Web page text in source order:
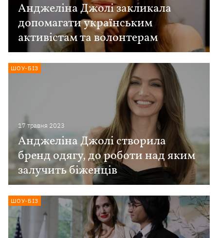
Анджеліна Джолі закликала
допомагати українським
активістам та волонтерам
17 травня 2023
Анджеліна Джолі створила
бренд одягу, до роботи над яким
залучить біженців
ШОУ-БІЗ
ШОУ-БІЗ